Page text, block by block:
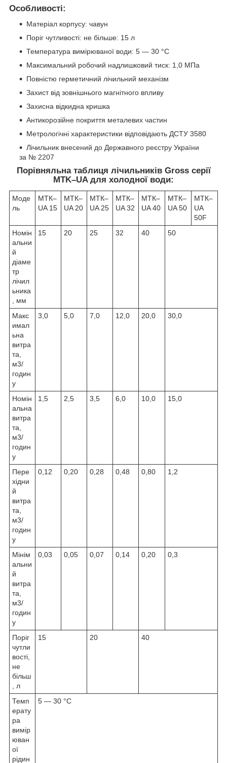
Особливості:
Матеріал корпусу: чавун
Поріг чутливості: не більше: 15 л
Температура вимірюваної води: 5 — 30 °C
Максимальний робочий надлишковий тиск: 1,0 МПа
Повністю герметичний лічильний механізм
Захист від зовнішнього магнітного впливу
Захисна відкидна кришка
Антикорозійне покриття металевих частин
Метрологічні характеристики відповідають ДСТУ 3580
Лічильник внесений до Державного реєстру України
за № 2207
Порівняльна таблиця лічильників Gross серії
MTK–UA для холодної води:
Моде
ль
МТК–
UA 15
МТК–
UA 20
МТК–
UA 25
МТК–
UA 32
МТК–
UA 40
МТК–
UA 50
МТК–
UA
50F
Номін
альни
й
діаме
тр
лічил
ьника
, мм
15 20 25 32 40 50
Макс
имал
ьна
витра
та,
м3/
годин
у
3,0 5,0 7,0 12,0 20,0 30,0
Номін
альна
витра
та,
м3/
годин
у
1,5 2,5 3,5 6,0 10,0 15,0
Пере
хідни
й
витра
та,
м3/
годин
у
0,12 0,20 0,28 0,48 0,80 1,2
Мінім
альни
й
витра
та,
м3/
годин
у
0,03 0,05 0,07 0,14 0,20 0,3
Поріг
чутли
вості,
не
більш
, л
15 20 40
Темп
ерату
ра
вимір
юван
ої
рідин
5 — 30 °C